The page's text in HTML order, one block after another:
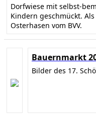
Dorfwiese mit selbst-
Kindern geschmückt.
Osterhasen vom BVV.
Bauernmarkt
Bilder des 17.